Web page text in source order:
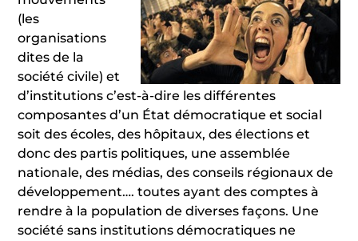
(les
organisations
dites de la
société civile) et
d’institutions c’est-à-dire les différentes
composantes d’un État démocratique et social
soit des écoles, des hôpitaux, des élections et
donc des partis politiques, une assemblée
nationale, des médias, des conseils régionaux de
développement…. toutes ayant des comptes à
rendre à la population de diverses façons. Une
société sans institutions démocratiques ne